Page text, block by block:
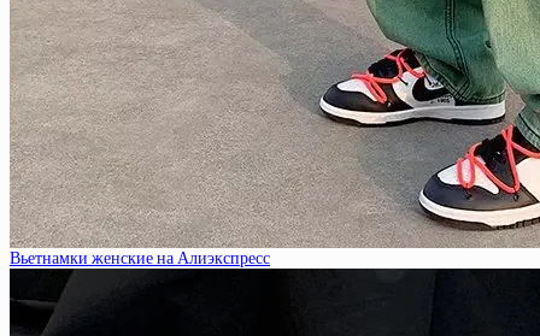
Вьетнамки женские на Алиэкспресс